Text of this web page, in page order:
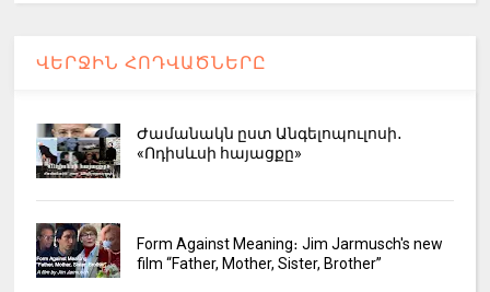
ՎԵՐՋԻՆ ՀՈԴՎԱԾՆԵՐԸ
Ժամանակն ըստ Անգելոպուլոսի․
«Ոդիսևսի հայացքը»
Form Against Meaning։ Jim Jarmusch's new
film “Father, Mother, Sister, Brother”